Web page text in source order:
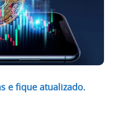
e fique atualizado.